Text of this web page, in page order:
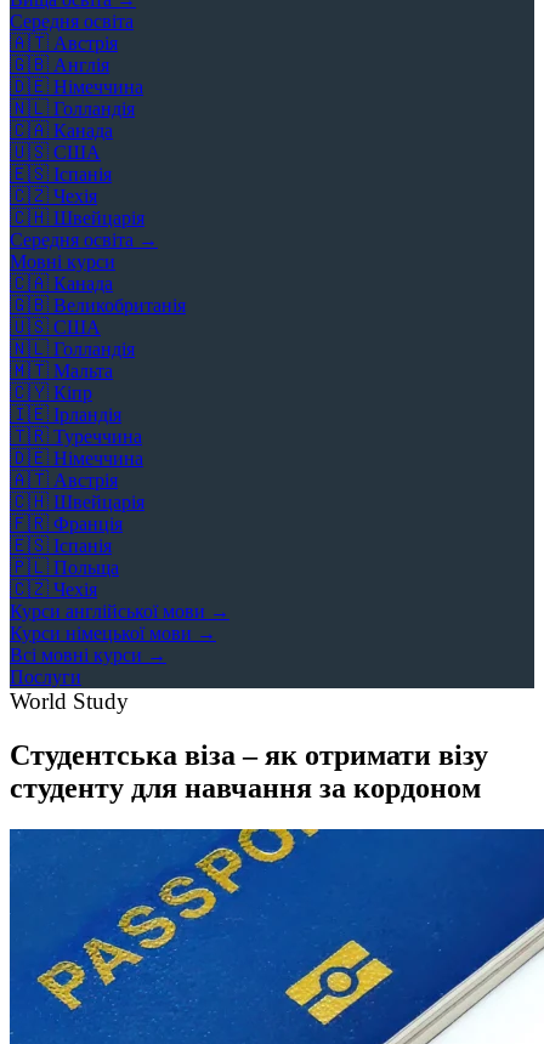
Середня освіта
🇦🇹 Австрія
🇬🇧 Англія
🇩🇪 Німеччина
🇳🇱 Голландія
🇨🇦 Канада
🇺🇸 США
🇪🇸 Іспанія
🇨🇿 Чехія
🇨🇭 Швейцарія
Середня освіта →
Мовні курси
🇨🇦 Канада
🇬🇧 Великобританія
🇺🇸 США
🇳🇱 Голландія
🇲🇹 Мальта
🇨🇾 Кіпр
🇮🇪 Ірландія
🇹🇷 Туреччина
🇩🇪 Німеччина
🇦🇹 Австрія
🇨🇭 Швейцарія
🇫🇷 Франція
🇪🇸 Іспанія
🇵🇱 Польща
🇨🇿 Чехія
Курси англійської мови →
Курси німецької мови →
Всі мовні курси →
Послуги
World Study
Студентська віза – як отримати візу
студенту для навчання за кордоном